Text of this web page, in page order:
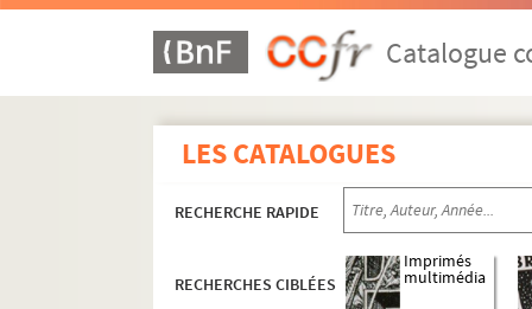
Catalogue
LES CATALOGUES
RECHERCHE RAPIDE
RECHERCHES CIBLÉES
Imprimés
multimédia